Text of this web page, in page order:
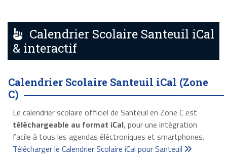
Calendrier Scolaire Santeuil iCal
& interactif
Calendrier Scolaire Santeuil iCal (Zone
C)
Le calendrier scolaire officiel de Santeuil en Zone C est
téléchargeable au format iCal, pour une intégration
facile à tous les agendas éléctroniques et smartphones.
Télécharger le Calendrier Scolaire iCal pour Santeuil